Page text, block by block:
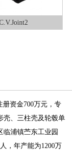
册资金700万元，专
壳、三柱壳及轮毂单
临浦镇苎东工业园
，年产能为1200万